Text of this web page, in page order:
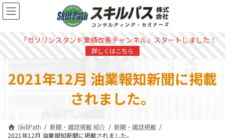
コ
ン
ナ
ビ
「ガソリンスタンド業績改善チャンネル」スタートしました！
詳しくはこちら
2021年12月 油業報知新聞に掲載
されました。
SkillPath 新聞・雑誌掲載 紹介
新聞・雑誌掲載
2021年12月 油業報知新聞に掲載されました。